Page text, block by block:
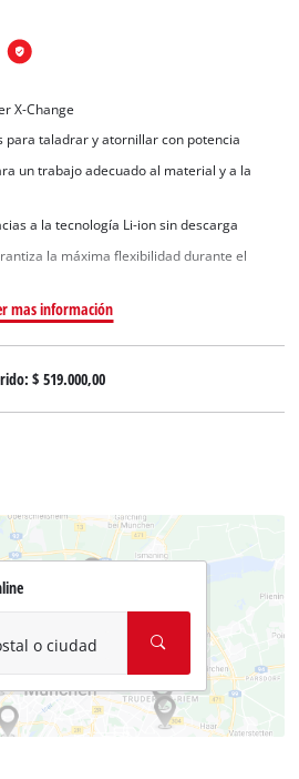
X-Change
para taladrar y atornillar con potencia
un trabajo adecuado al material y a la
a la tecnología Li-ion sin descarga
la máxima flexibilidad durante el
mas información
$ 519.000,00
o ciudad